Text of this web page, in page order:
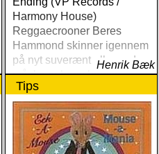
Harmony House)
Reggaecrooner Beres
Hammond skinner igennem
på nyt suverænt album, der
måske er hans bedste
gennem tiderne
Henrik Bæk
Tips